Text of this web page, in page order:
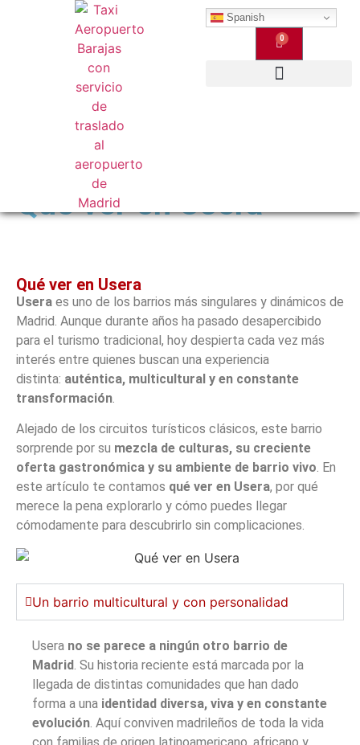
Spanish
0
Qué ver en Usera
Qué ver en Usera
Usera es uno de los barrios más singulares y dinámicos de
Madrid. Aunque durante años ha pasado desapercibido
para el turismo tradicional, hoy despierta cada vez más
interés entre quienes buscan una experiencia
distinta: auténtica, multicultural y en constante
transformación.
Alejado de los circuitos turísticos clásicos, este barrio
sorprende por su mezcla de culturas, su creciente
oferta gastronómica y su ambiente de barrio vivo. En
este artículo te contamos qué ver en Usera, por qué
merece la pena explorarlo y cómo puedes llegar
cómodamente para descubrirlo sin complicaciones.
Un barrio multicultural y con personalidad
Usera no se parece a ningún otro barrio de
Madrid. Su historia reciente está marcada por la
llegada de distintas comunidades que han dado
forma a una identidad diversa, viva y en constante
evolución. Aquí conviven madrileños de toda la vida